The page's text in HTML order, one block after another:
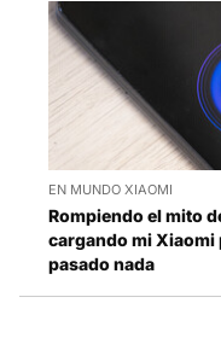
EN MUNDO XIAOMI
Rompiendo el mito
cargando mi Xiaomi
pasado nada